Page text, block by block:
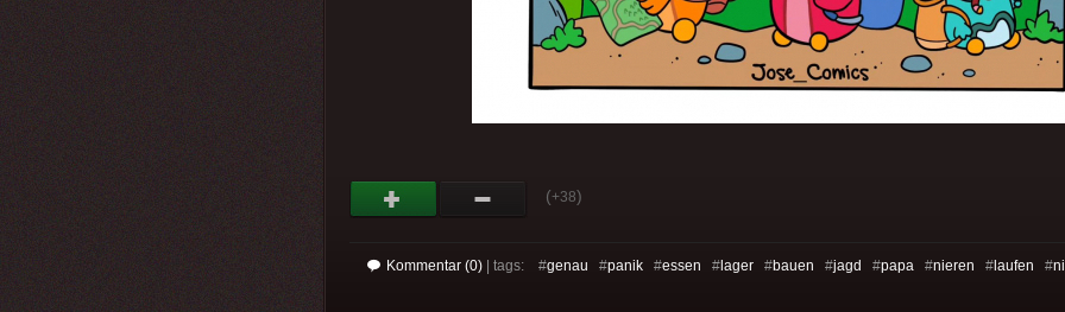
(+38)
Kommentar (0) | tags: #genau #panik #essen # lager #bauen #jagd #papa #nieren # laufen #